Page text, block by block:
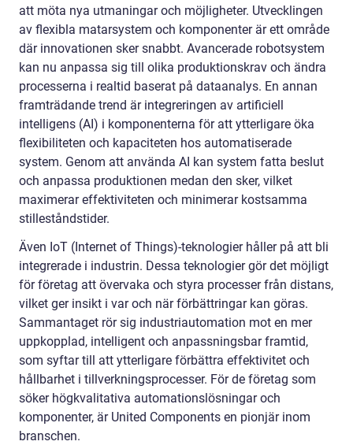
att möta nya utmaningar och möjligheter. Utvecklingen
av flexibla matarsystem och komponenter är ett område
där innovationen sker snabbt. Avancerade robotsystem
kan nu anpassa sig till olika produktionskrav och ändra
processerna i realtid baserat på dataanalys. En annan
framträdande trend är integreringen av artificiell
intelligens (AI) i komponenterna för att ytterligare öka
flexibiliteten och kapaciteten hos automatiserade
system. Genom att använda AI kan system fatta beslut
och anpassa produktionen medan den sker, vilket
maximerar effektiviteten och minimerar kostsamma
stilleståndstider.
Även IoT (Internet of Things)-teknologier håller på att bli
integrerade i industrin. Dessa teknologier gör det möjligt
för företag att övervaka och styra processer från distans,
vilket ger insikt i var och när förbättringar kan göras.
Sammantaget rör sig industriautomation mot en mer
uppkopplad, intelligent och anpassningsbar framtid,
som syftar till att ytterligare förbättra effektivitet och
hållbarhet i tillverkningsprocesser. För de företag som
söker högkvalitativa automationslösningar och
komponenter, är United Components en pionjär inom
branschen.